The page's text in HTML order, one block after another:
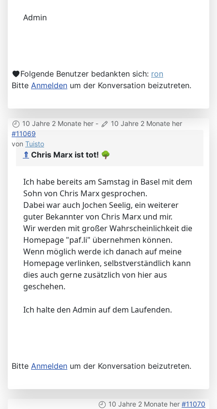
Admin
Folgende Benutzer bedankten sich: ron
Bitte Anmelden um der Konversation beizutreten.
10 Jahre 2 Monate her -
10 Jahre 2 Monate her
#11069
von Tuisto
⇑ Chris Marx ist tot! 🌳
Ich habe bereits am Samstag in Basel mit dem
Sohn von Chris Marx gesprochen.
Dabei war auch Jochen Seelig, ein weiterer
guter Bekannter von Chris Marx und mir.
Wir werden mit großer Wahrscheinlichkeit die
Homepage "paf.li" übernehmen können.
Wenn möglich werde ich danach auf meine
Homepage verlinken, selbstverständlich kann
dies auch gerne zusätzlich von hier aus
geschehen.
Ich halte den Admin auf dem Laufenden.
Bitte Anmelden um der Konversation beizutreten.
10 Jahre 2 Monate her #11070